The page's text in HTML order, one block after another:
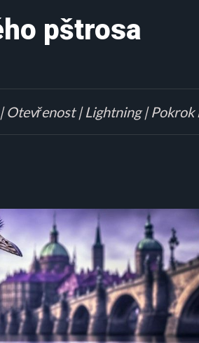
pštrosa
| Lightning | Pokrok